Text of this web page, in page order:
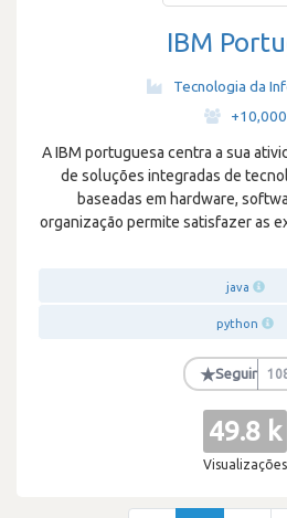
IBM
Tecnologia da
+10,000
A IBM portuguesa centra a sua
de soluções integradas de
baseadas em hardware,
organização permite satisfazer as
java
python
★Seguir
49.8 k
Visualizações